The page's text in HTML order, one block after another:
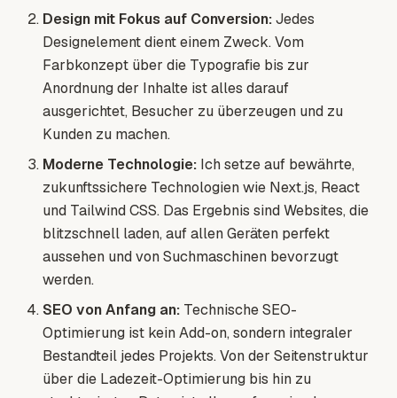
Design mit Fokus auf Conversion:Jedes
Designelement dient einem Zweck. Vom
Farbkonzept über die Typografie bis zur
Anordnung der Inhalte ist alles darauf
ausgerichtet, Besucher zu überzeugen und zu
Kunden zu machen.
Moderne Technologie: Ich setze auf bewährte,
zukunftssichere Technologien wie Next.js, React
und Tailwind CSS. Das Ergebnis sind Websites, die
blitzschnell laden, auf allen Geräten perfekt
aussehen und von Suchmaschinen bevorzugt
werden.
SEO von Anfang an: Technische SEO-
Optimierung ist kein Add-on, sondern integraler
Bestandteil jedes Projekts. Von der Seitenstruktur
über die Ladezeit-Optimierung bis hin zu